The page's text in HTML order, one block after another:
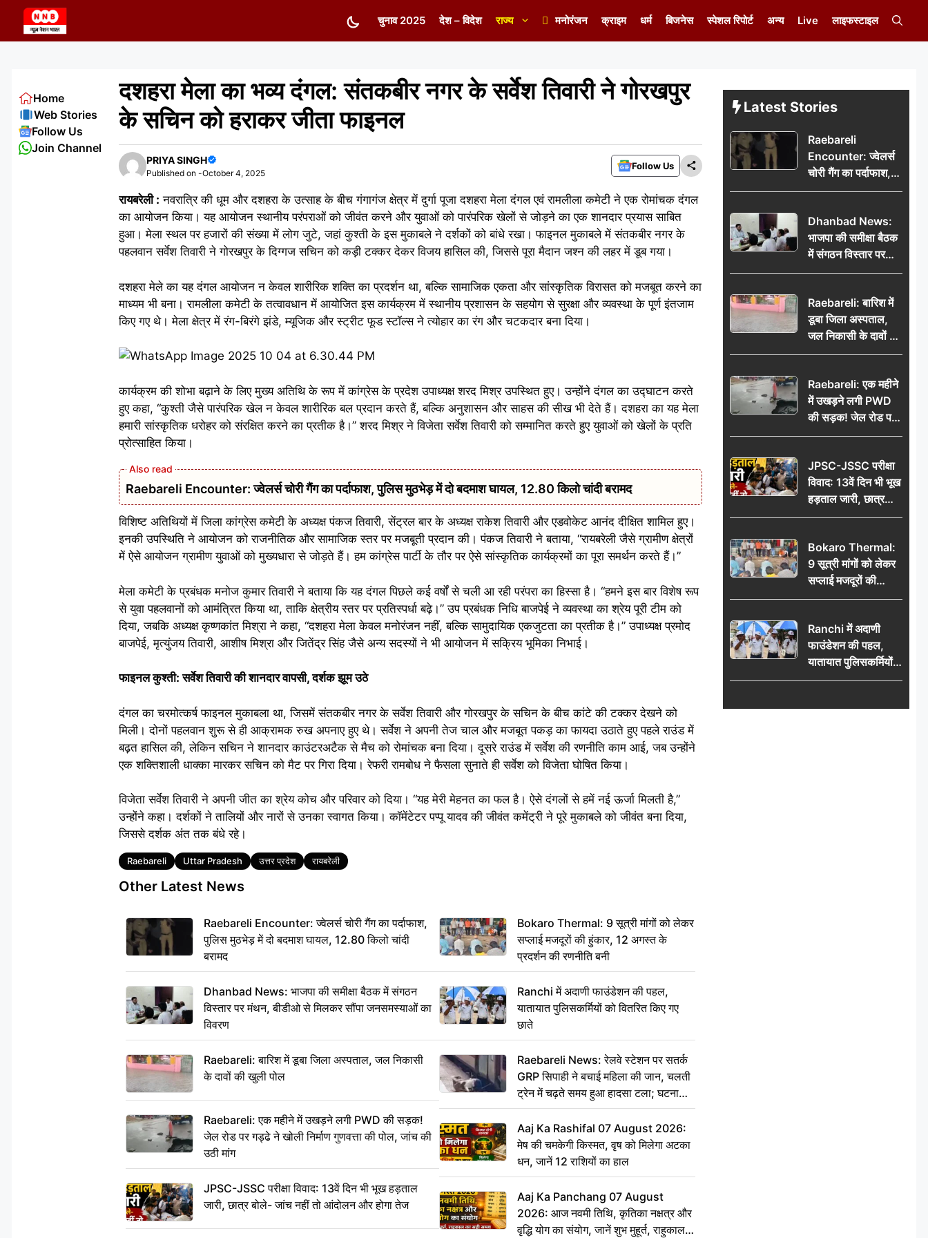
content
चुनाव 2025 देश – विदेश राज्य मनोरंजन क्राइम धर्म बिजनेस स्पेशल रिपोर्ट अन्य Live लाइफस्टाइल
दशहरा मेला का भव्य दंगल: संतकबीर नगर के सर्वेश तिवारी ने गोरखपुर
के सचिन को हराकर जीता फाइनल
PRIYA SINGH
Published on -October 4, 2025
Follow Us
रायबरेली : नवरात्रि की धूम और दशहरा के उत्साह के बीच गंगागंज क्षेत्र में दुर्गा पूजा दशहरा मेला दंगल एवं रामलीला कमेटी ने एक रोमांचक दंगल
का आयोजन किया। यह आयोजन स्थानीय परंपराओं को जीवंत करने और युवाओं को पारंपरिक खेलों से जोड़ने का एक शानदार प्रयास साबित
हुआ। मेला स्थल पर हजारों की संख्या में लोग जुटे, जहां कुश्ती के इस मुकाबले ने दर्शकों को बांधे रखा। फाइनल मुकाबले में संतकबीर नगर के
पहलवान सर्वेश तिवारी ने गोरखपुर के दिग्गज सचिन को कड़ी टक्कर देकर विजय हासिल की, जिससे पूरा मैदान जश्न की लहर में डूब गया।
दशहरा मेले का यह दंगल आयोजन न केवल शारीरिक शक्ति का प्रदर्शन था, बल्कि सामाजिक एकता और सांस्कृतिक विरासत को मजबूत करने का
माध्यम भी बना। रामलीला कमेटी के तत्वावधान में आयोजित इस कार्यक्रम में स्थानीय प्रशासन के सहयोग से सुरक्षा और व्यवस्था के पूर्ण इंतजाम
किए गए थे। मेला क्षेत्र में रंग-बिरंगे झंडे, म्यूजिक और स्ट्रीट फूड स्टॉल्स ने त्योहार का रंग और चटकदार बना दिया।
कार्यक्रम की शोभा बढ़ाने के लिए मुख्य अतिथि के रूप में कांग्रेस के प्रदेश उपाध्यक्ष शरद मिश्र उपस्थित हुए। उन्होंने दंगल का उद्घाटन करते
हुए कहा, “कुश्ती जैसे पारंपरिक खेल न केवल शारीरिक बल प्रदान करते हैं, बल्कि अनुशासन और साहस की सीख भी देते हैं। दशहरा का यह मेला
हमारी सांस्कृतिक धरोहर को संरक्षित करने का प्रतीक है।” शरद मिश्र ने विजेता सर्वेश तिवारी को सम्मानित करते हुए युवाओं को खेलों के प्रति
प्रोत्साहित किया।
Raebareli Encounter: ज्वेलर्स चोरी गैंग का पर्दाफाश, पुलिस मुठभेड़ में दो बदमाश घायल, 12.80 किलो चांदी बरामद
विशिष्ट अतिथियों में जिला कांग्रेस कमेटी के अध्यक्ष पंकज तिवारी, सेंट्रल बार के अध्यक्ष राकेश तिवारी और एडवोकेट आनंद दीक्षित शामिल हुए।
इनकी उपस्थिति ने आयोजन को राजनीतिक और सामाजिक स्तर पर मजबूती प्रदान की। पंकज तिवारी ने बताया, “रायबरेली जैसे ग्रामीण क्षेत्रों
में ऐसे आयोजन ग्रामीण युवाओं को मुख्यधारा से जोड़ते हैं। हम कांग्रेस पार्टी के तौर पर ऐसे सांस्कृतिक कार्यक्रमों का पूरा समर्थन करते हैं।”
मेला कमेटी के प्रबंधक मनोज कुमार तिवारी ने बताया कि यह दंगल पिछले कई वर्षों से चली आ रही परंपरा का हिस्सा है। “हमने इस बार विशेष रूप
से युवा पहलवानों को आमंत्रित किया था, ताकि क्षेत्रीय स्तर पर प्रतिस्पर्धा बढ़े।” उप प्रबंधक निधि बाजपेई ने व्यवस्था का श्रेय पूरी टीम को
दिया, जबकि अध्यक्ष कृष्णकांत मिश्रा ने कहा, “दशहरा मेला केवल मनोरंजन नहीं, बल्कि सामुदायिक एकजुटता का प्रतीक है।” उपाध्यक्ष प्रमोद
बाजपेई, मृत्युंजय तिवारी, आशीष मिश्रा और जितेंद्र सिंह जैसे अन्य सदस्यों ने भी आयोजन में सक्रिय भूमिका निभाई।
फाइनल कुश्ती: सर्वेश तिवारी की शानदार वापसी, दर्शक झूम उठे
दंगल का चरमोत्कर्ष फाइनल मुकाबला था, जिसमें संतकबीर नगर के सर्वेश तिवारी और गोरखपुर के सचिन के बीच कांटे की टक्कर देखने को
मिली। दोनों पहलवान शुरू से ही आक्रामक रुख अपनाए हुए थे। सर्वेश ने अपनी तेज चाल और मजबूत पकड़ का फायदा उठाते हुए पहले राउंड में
बढ़त हासिल की, लेकिन सचिन ने शानदार काउंटरअटैक से मैच को रोमांचक बना दिया। दूसरे राउंड में सर्वेश की रणनीति काम आई, जब उन्होंने
एक शक्तिशाली धाक्का मारकर सचिन को मैट पर गिरा दिया। रेफरी रामबोध ने फैसला सुनाते ही सर्वेश को विजेता घोषित किया।
विजेता सर्वेश तिवारी ने अपनी जीत का श्रेय कोच और परिवार को दिया। “यह मेरी मेहनत का फल है। ऐसे दंगलों से हमें नई ऊर्जा मिलती है,”
उन्होंने कहा। दर्शकों ने तालियों और नारों से उनका स्वागत किया। कॉमेंटेटर पप्पू यादव की जीवंत कमेंट्री ने पूरे मुकाबले को जीवंत बना दिया,
जिससे दर्शक अंत तक बंधे रहे।
Tags
Raebareli Uttar Pradesh उत्तर प्रदेश रायबरेली
Other Latest News
Raebareli Encounter: ज्वेलर्स चोरी गैंग का पर्दाफाश,
पुलिस मुठभेड़ में दो बदमाश घायल, 12.80 किलो चांदी
बरामद
Dhanbad News: भाजपा की समीक्षा बैठक में संगठन
विस्तार पर मंथन, बीडीओ से मिलकर सौंपा जनसमस्याओं का
विवरण
Raebareli: बारिश में डूबा जिला अस्पताल, जल निकासी
के दावों की खुली पोल
Raebareli: एक महीने में उखड़ने लगी PWD की सड़क!
जेल रोड पर गड्ढे ने खोली निर्माण गुणवत्ता की पोल, जांच की
उठी मांग
JPSC-JSSC परीक्षा विवाद: 13वें दिन भी भूख हड़ताल
जारी, छात्र बोले- जांच नहीं तो आंदोलन और होगा तेज
Bokaro Thermal: 9 सूत्री मांगों को लेकर
सप्लाई मजदूरों की हुंकार, 12 अगस्त के
प्रदर्शन की रणनीति बनी
Ranchi में अदाणी फाउंडेशन की पहल,
यातायात पुलिसकर्मियों को वितरित किए गए
छाते
Raebareli News: रेलवे स्टेशन पर सतर्क
GRP सिपाही ने बचाई महिला की जान, चलती
ट्रेन में चढ़ते समय हुआ हादसा टला; घटना
CCTV में कैद
Aaj Ka Rashifal 07 August 2026:
मेष की चमकेगी किस्मत, वृष को मिलेगा अटका
धन, जानें 12 राशियों का हाल
Aaj Ka Panchang 07 August
2026: आज नवमी तिथि, कृतिका नक्षत्र और
वृद्धि योग का संयोग, जानें शुभ मुहूर्त, राहुकाल
Home
Web Stories
Follow Us
Join Channel
Latest Stories
Raebareli
Encounter: ज्वेलर्स
चोरी गैंग का पर्दाफाश,
पुलिस मुठभेड़ में दो
किलो चांदी बरामद
Dhanbad News:
भाजपा की समीक्षा बैठक
में संगठन विस्तार पर
मंथन, बीडीओ से
जनसमस्याओं का विवरण
Raebareli: बारिश में
डूबा जिला अस्पताल,
जल निकासी के दावों की
खुली पोल
Raebareli: एक महीने
में उखड़ने लगी PWD
की सड़क! जेल रोड पर
गड्ढे ने खोली निर्माण
की उठी मांग
JPSC-JSSC परीक्षा
विवाद: 13वें दिन भी भूख
हड़ताल जारी, छात्र
बोले- जांच नहीं तो
Bokaro Thermal:
9 सूत्री मांगों को लेकर
सप्लाई मजदूरों की
हुंकार, 12 अगस्त के
Ranchi में अदाणी
फाउंडेशन की पहल,
यातायात पुलिसकर्मियों
को वितरित किए गए छाते